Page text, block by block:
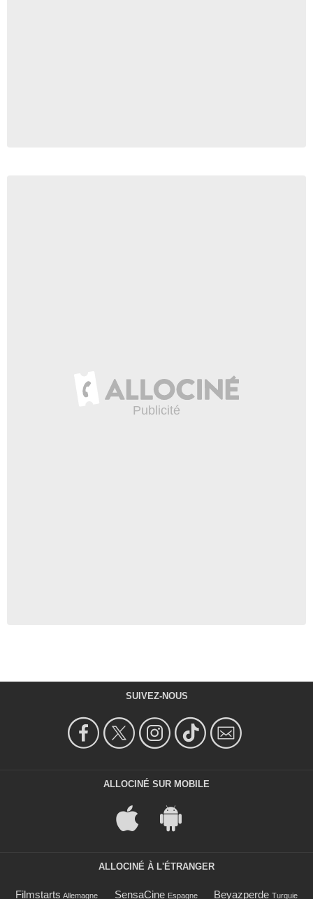
SUIVEZ-NOUS
ALLOCINÉ SUR MOBILE
ALLOCINÉ À L'ÉTRANGER
Filmstarts Allemagne SensaCine Espagne Beyazperde Turquie